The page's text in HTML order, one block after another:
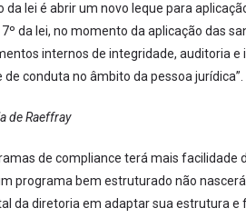
lei é abrir um novo leque para
da lei, no momento da aplicação das
internos de integridade, auditoria
conduta no âmbito da pessoa jurídica”.
de Raeffray
de compliance terá mais facilidade
programa bem estruturado não
da diretoria em adaptar sua estrutura